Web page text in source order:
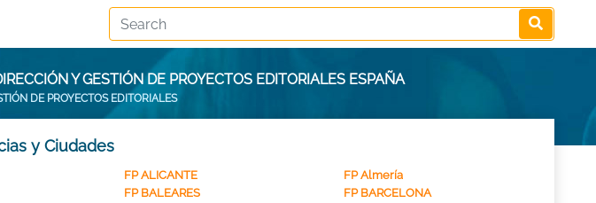
Y GESTIÓN DE PROYECTOS EDITORIALES ESPAÑA
DE PROYECTOS EDITORIALES
y Ciudades
FP ALICANTE
FP Almería
FP BALEARES
FP BARCELONA